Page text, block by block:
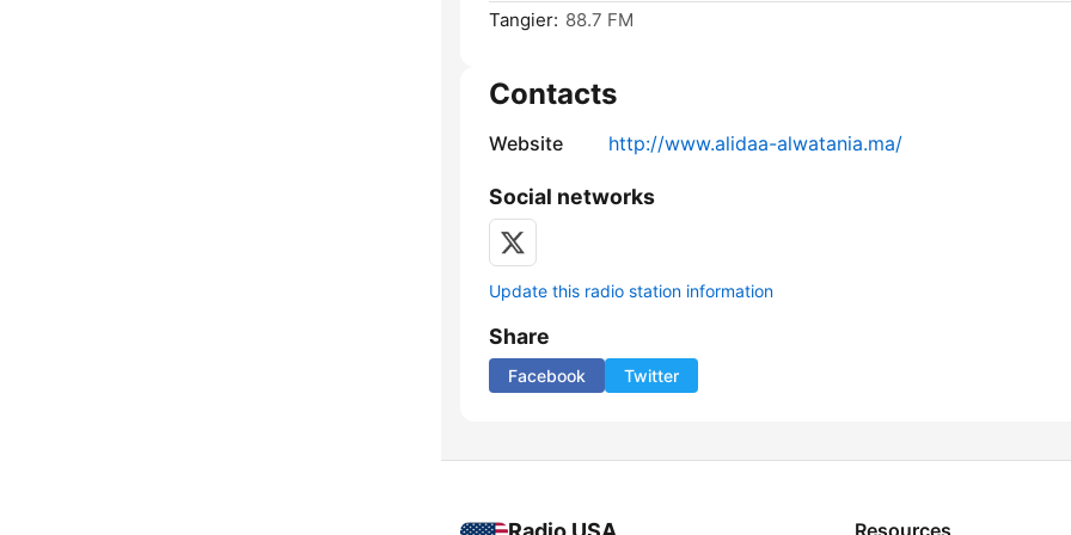
Tangier: 88.7 FM
Contacts
Website http://www.alidaa-alwatania.ma/
Social networks
Update this radio station information
Share
Facebook Twitter